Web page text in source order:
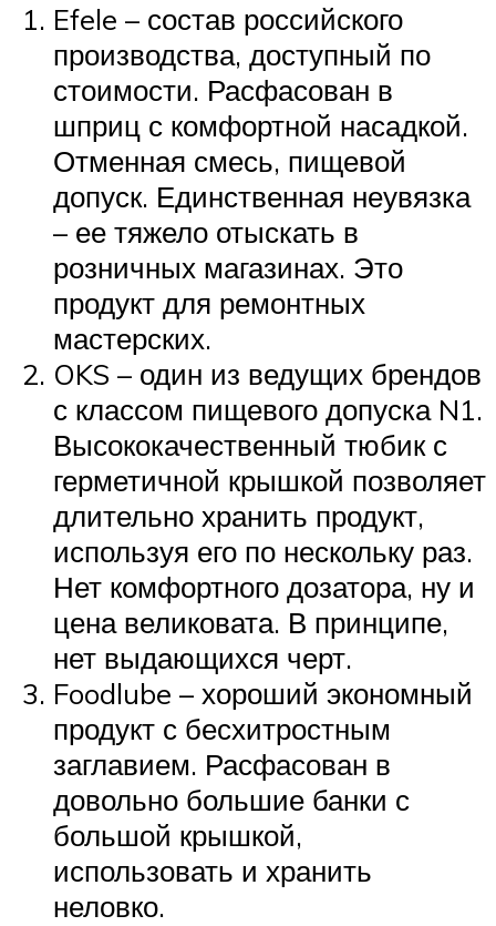
Efele – состав российского
производства, доступный по
стоимости. Расфасован в
шприц с комфортной насадкой.
Отменная смесь, пищевой
допуск. Единственная неувязка
– ее тяжело отыскать в
розничных магазинах. Это
продукт для ремонтных
мастерских.
OKS – один из ведущих брендов
с классом пищевого допуска N1.
Высококачественный тюбик с
герметичной крышкой позволяет
длительно хранить продукт,
используя его по нескольку раз.
Нет комфортного дозатора, ну и
цена великовата. В принципе,
нет выдающихся черт.
Foodlube – хороший экономный
продукт с бесхитростным
заглавием. Расфасован в
довольно большие банки с
большой крышкой,
использовать и хранить
неловко.